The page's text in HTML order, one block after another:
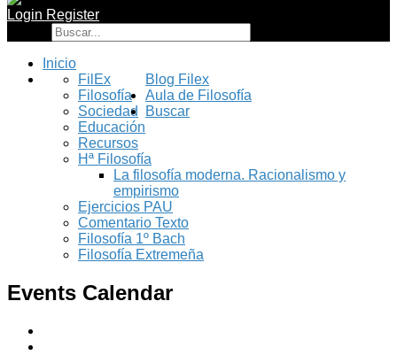
Login Register
Inicio
Blog Filex
FilEx
Filosofía
Sociedad
Educación
Recursos
Aula de Filosofía
Hª Filosofía
La filosofía moderna. Racionalismo y
empirismo
Ejercicios PAU
Comentario Texto
Filosofía 1º Bach
Filosofía Extremeña
Buscar
Events Calendar